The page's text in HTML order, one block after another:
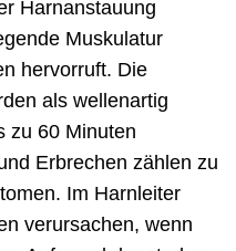
Harnanstauung
Muskulatur
hervorruft. Die
als wellenartig
zu 60 Minuten
Erbrechen zählen zu
Im Harnleiter
verursachen, wenn